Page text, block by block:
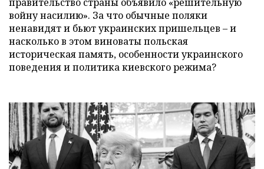
войну насилию». За что обычные поляки
ненавидят и бьют украинских пришельцев – и
насколько в этом виноваты польская
историческая память, особенности украинского
поведения и политика киевского режима?